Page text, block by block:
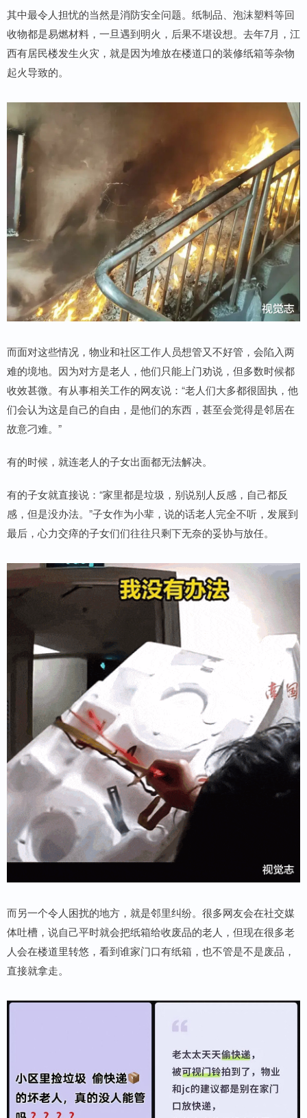
其中最令人担忧的当然是消防安全问题。纸制品、泡沫塑料等回
收物都是易燃材料，一旦遇到明火，后果不堪设想。去年7月，江
西有居民楼发生火灾，就是因为堆放在楼道口的装修纸箱等杂物
起火导致的。
而面对这些情况，物业和社区工作人员想管又不好管，会陷入两
难的境地。因为对方是老人，他们只能上门劝说，但多数时候都
收效甚微。有从事相关工作的网友说：“老人们大多都很固执，他
们会认为这是自己的自由，是他们的东西，甚至会觉得是邻居在
故意刁难。”
有的时候，就连老人的子女出面都无法解决。
有的子女就直接说：“家里都是垃圾，别说别人反感，自己都反
感，但是没办法。”子女作为小辈，说的话老人完全不听，发展到
最后，心力交瘁的子女们们往往只剩下无奈的妥协与放任。
而另一个令人困扰的地方，就是邻里纠纷。很多网友会在社交媒
体吐槽，说自己平时就会把纸箱给收废品的老人，但现在很多老
人会在楼道里转悠，看到谁家门口有纸箱，也不管是不是废品，
直接就拿走。